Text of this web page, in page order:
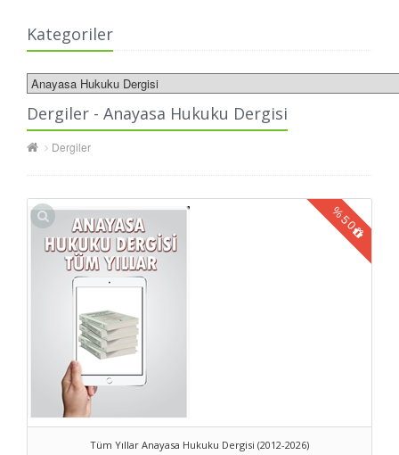
Kategoriler
Dergiler - Anayasa Hukuku Dergisi
Dergiler
Tüm Yıllar Anayasa Hukuku Dergisi (2012-2026)
%
50